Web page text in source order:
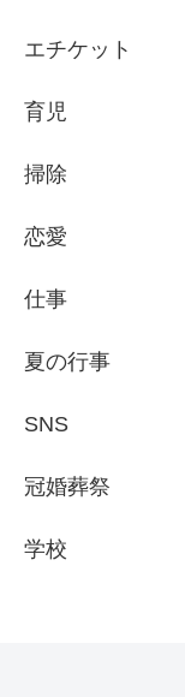
エチケット
育児
掃除
恋愛
仕事
夏の行事
SNS
冠婚葬祭
学校